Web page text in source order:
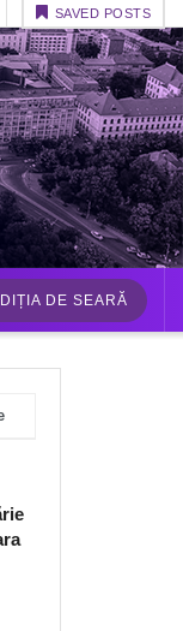
SAVED POSTS
DE SEARĂ